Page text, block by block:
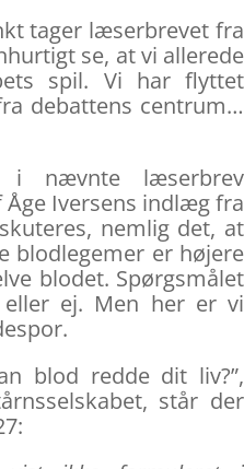
tager læserbrevet fra
se, at vi allerede
spil. Vi har flyttet
debattens centrum…
i nævnte læserbrev
Iversens indlæg fra
nemlig det, at
blodlegemer er højere
blodet. Spørgsmålet
ej. Men her er vi
blod redde dit liv?”,
står der